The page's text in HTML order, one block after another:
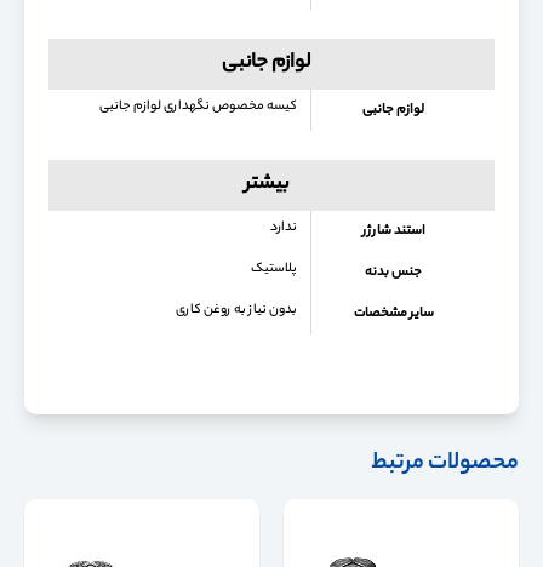
لوازم جانبی
لوازم جانبی کیسه مخصوص نگهداری لوازم جانبی
بیشتر
استند شارژر ندارد
جنس بدنه پلاستیک
سایر مشخصات بدون نیاز به روغن کاری
محصولات مرتبط